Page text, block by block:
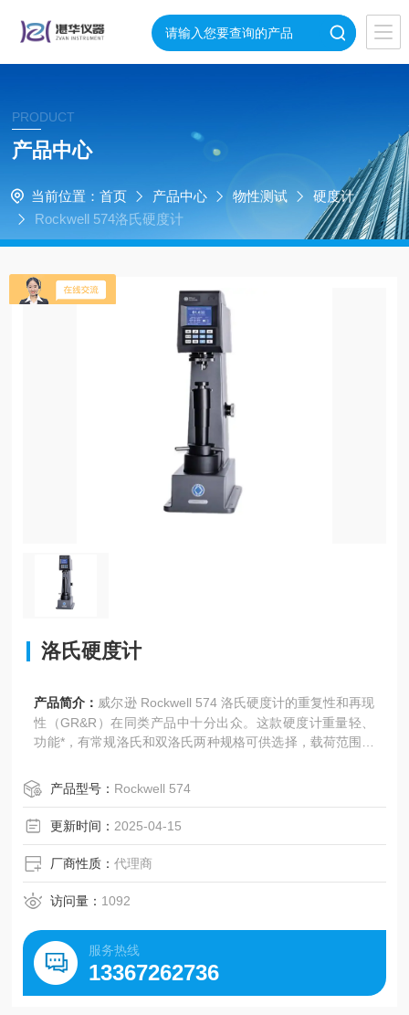
PRODUCT
产品中心
当前位置： 首页 产品中心 物性测试
硬度计
Rockwell 574洛氏硬度计
洛氏硬度计
产品简介： 威尔逊 Rockwell 574 洛氏硬度计的重复性和再现
性（GR&R）在同类产品中十分出众。这款硬度计重量轻、
功能*，有常规洛氏和双洛氏两种规格可供选择，载荷范围为
用所有常规洛氏和表面洛氏硬度标尺进行硬度测试，而且能
满足各种硬度测试的要求。
产品型号： Rockwell 574
更新时间： 2025-04-15
厂商性质：代理商
访问量： 1092
服务热线
13367262736